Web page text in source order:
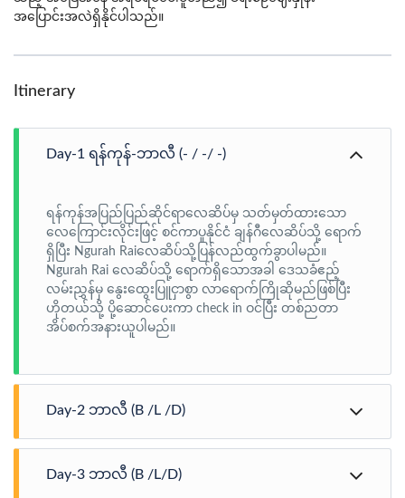
အပြောင်းအလဲရှိနိုင်ပါသည်။
Itinerary
Day-1 ရန်ကုန်-ဘာလီ (- / -/ -)
ရန်ကုန်အပြည်ပြည်ဆိုင်ရာလေဆိပ်မှ သတ်မှတ်ထားသော
လေကြောင်းလိုင်းဖြင့် စင်ကာပူနိုင်ငံ ချန်ဂီလေဆိပ်သို့ ရောက်
ရှိပြီး Ngurah Raiလေဆိပ်သို့ပြန်လည်ထွက်ခွာပါမည်။
Ngurah Rai လေဆိပ်သို့ ရောက်ရှိသောအခါ ဒေသခံဧည့်
လမ်းညွှန်မှ နွေးထွေးပြူငှာစွာ လာရောက်ကြိုဆိုမည်ဖြစ်ပြီး
ဟိုတယ်သို့ ပို့ဆောင်ပေးကာ check in ဝင်ပြီး တစ်ညတာ
အိပ်စက်အနားယူပါမည်။
Day-2 ဘာလီ (B /L /D)
ဖြင့် Nusa Penida သို့ထွက်ခွာပြီး Kelingking သဲသောင်ပြင်သို့
Day-3 ဘာလီ (B /L/D)